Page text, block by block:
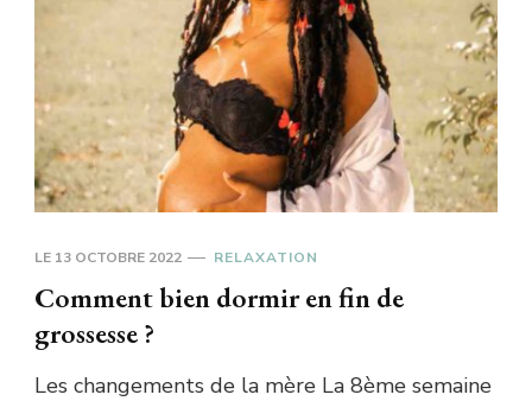
LE 13 OCTOBRE 2022 RELAXATION
Comment bien dormir en fin de
grossesse ?
Les changements de la mère La 8ème semaine